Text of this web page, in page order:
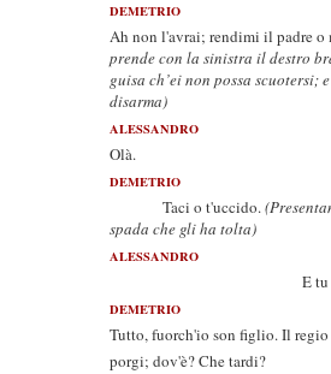
DEMETRIO
Ah non l'avrai; rendimi il padre o
prende con la sinistra il destro
guisa ch’ei non possa scuotersi;
disarma)
ALESSANDRO
Olà.
DEMETRIO
Taci o t'uccido.
spada che gli ha tolta)
ALESSANDRO
E tu
DEMETRIO
Tutto, fuorch'io son figlio. Il regio
porgi; dov'è? Che tardi?